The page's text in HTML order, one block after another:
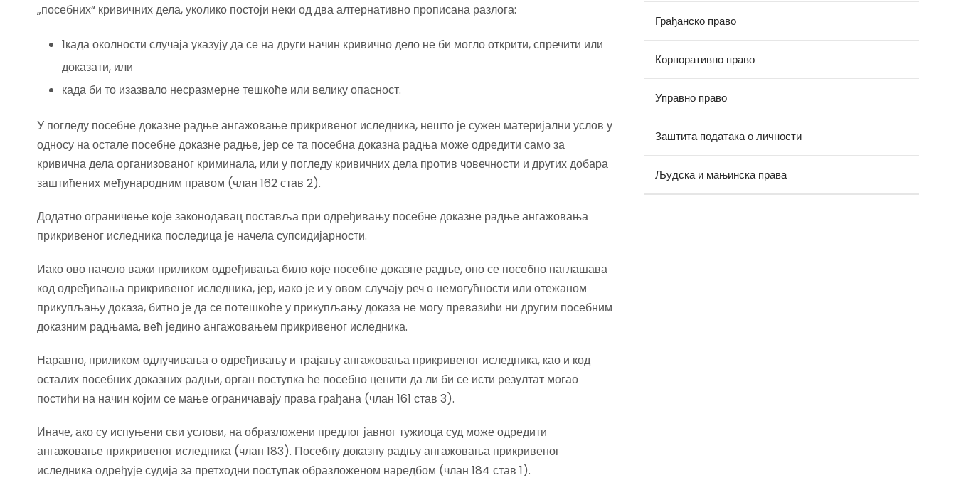
„посебних“ кривичних дела, уколико постоји неки од два алтернативно прописана разлога:
1када околности случаја указују да се на други начин кривично дело не би могло открити, спречити или
доказати, или
када би то изазвало несразмерне тешкоће или велику опасност.
У погледу посебне доказне радње ангажовање прикривеног иследника, нешто је сужен материјални услов у
односу на остале посебне доказне радње, јер се та посебна доказна радња може одредити само за
кривична дела организованог криминала, или у погледу кривичних дела против човечности и других добара
заштићених међународним правом (члан 162 став 2).
Додатно ограничење које законодавац поставља при одређивању посебне доказне радње ангажовања
прикривеног иследника последица је начела супсидијарности.
Иако ово начело важи приликом одређивања било које посебне доказне радње, оно се посебно наглашава
код одређивања прикривеног иследника, јер, иако је и у овом случају реч о немогућности или отежаном
прикупљању доказа, битно је да се потешкоће у прикупљању доказа не могу превазићи ни другим посебним
доказним радњама, већ једино ангажовањем прикривеног иследника.
Наравно, приликом одлучивања о одређивању и трајању ангажовања прикривеног иследника, као и код
осталих посебних доказних радњи, орган поступка ће посебно ценити да ли би се исти резултат могао
постићи на начин којим се мање ограничавају права грађана (члан 161 став 3).
Иначе, ако су испуњени сви услови, на образложени предлог јавног тужиоца суд може одредити
ангажовање прикривеног иследника (члан 183). Посебну доказну радњу ангажовања прикривеног
иследника одређује судија за претходни поступак образложеном наредбом (члан 184 став 1).
Грађанско право
Корпоративно право
Управно право
Заштита података о личности
Људска и мањинска права